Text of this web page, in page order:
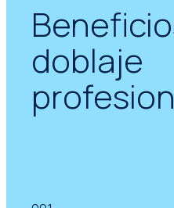
doblaje